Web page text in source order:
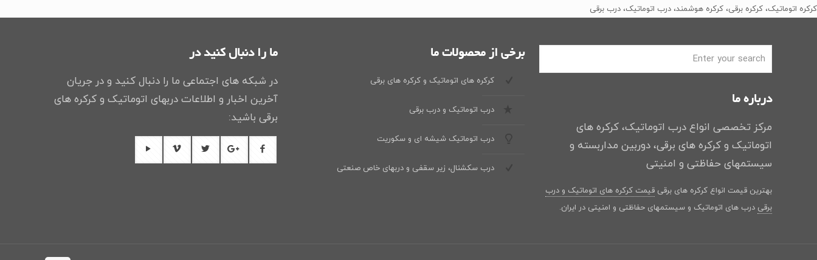
بود. است.
کرکره اتوماتیک، کرکره برقی، کرکره هوشمند، درب اتوماتیک، درب برقی
درباره ما
مرکز تخصصی انواع درب اتوماتیک، کرکره های
اتوماتیک و کرکره های برقی، دوربین مداربسته و
سیستمهای حفاظتی و امنیتی
بهترین قیمت انواع کرکره های برقی قیمت کرکره های اتوماتیک و درب
برقی درب های اتوماتیک و سیستمهای حفاظتی و امنیتی در ایران.
برخی از محصولات ما
کرکره های اتوماتیک و کرکره های برقی
درب اتوماتیک و درب برقی
درب اتوماتیک شیشه ای و سکوریت
درب سکشنال، زیر سقفی و دربهای خاص صنعتی
ما را دنبال کنید در
در شبکه های اجتماعی ما را دنبال کنید و در جریان
آخرین اخبار و اطلاعات دربهای اتوماتیک و کرکره های
برقی باشید: